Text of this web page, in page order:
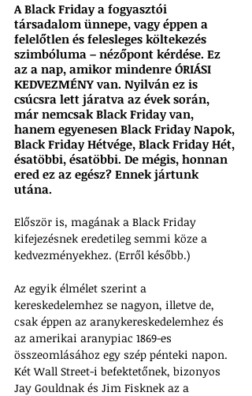
A Black Friday a fogyasztói
társadalom ünnepe, vagy éppen a
felelőtlen és felesleges költekezés
szimbóluma – nézőpont kérdése. Ez
az a nap, amikor mindenre ÓRIÁSI
KEDVEZMÉNY van. Nyilván ez is
csúcsra lett járatva az évek során,
már nemcsak Black Friday van,
hanem egyenesen Black Friday Napok,
Black Friday Hétvége, Black Friday Hét,
ésatöbbi, ésatöbbi. De mégis, honnan
ered ez az egész? Ennek jártunk
utána.
Először is, magának a Black Friday
kifejezésnek eredetileg semmi köze a
kedvezményekhez. (Erről később.)
Az egyik élmélet szerint a
kereskedelemhez se nagyon, illetve de,
csak éppen az aranykereskedelemhez és
az amerikai aranypiac 1869-es
összeomlásához egy szép pénteki napon.
Két Wall Street-i befektetőnek, bizonyos
Jay Gouldnak és Jim Fisknek az a